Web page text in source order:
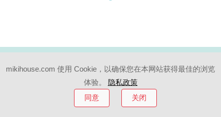
#07
纱布巾单品
mikihouse.com 使用 Cookie，以确保您在本网站获得最佳的浏览
体验。 隐私政策
同意
关闭